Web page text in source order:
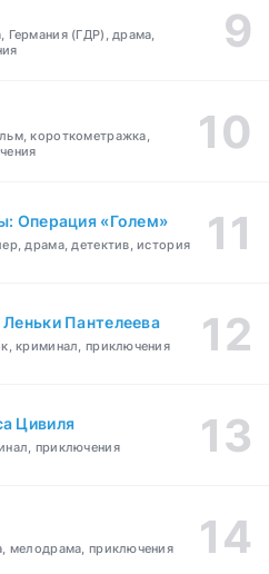
(ГДР), драма,
короткометражка,
Операция «Голем»
драма, детектив, история
Пантелеева
криминал, приключения
Цивиля
приключения
мелодрама, приключения